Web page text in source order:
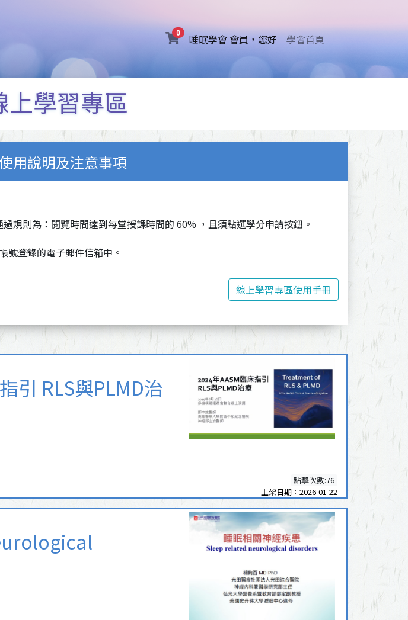
0 睡眠學會 會員，您好 (current)
學會首頁
學習專區
用說明及注意事項
過規則為：閱覽時間達到每堂授課時間的 60% ，且須點選學分申請按鈕。
號登錄的電子郵件信箱中。
線上學習專區使用手冊
引 RLS與PLMD治
點擊次數:76
上架日期：2026-01-22